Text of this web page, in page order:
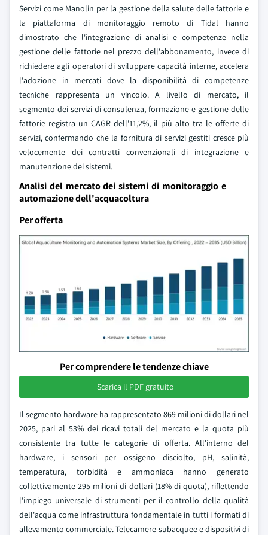
Servizi come Manolin per la gestione della salute delle fattorie e
la piattaforma di monitoraggio remoto di Tidal hanno
dimostrato che l'integrazione di analisi e competenze nella
gestione delle fattorie nel prezzo dell'abbonamento, invece di
richiedere agli operatori di sviluppare capacità interne, accelera
l'adozione in mercati dove la disponibilità di competenze
tecniche rappresenta un vincolo. A livello di mercato, il
segmento dei servizi di consulenza, formazione e gestione delle
fattorie registra un CAGR dell'11,2%, il più alto tra le offerte di
servizi, confermando che la fornitura di servizi gestiti cresce più
velocemente dei contratti convenzionali di integrazione e
manutenzione dei sistemi.
Analisi del mercato dei sistemi di monitoraggio e
automazione dell'acquacoltura
Per offerta
Per comprendere le tendenze chiave
Scarica il PDF gratuito
Il segmento hardware ha rappresentato 869 milioni di dollari nel
2025, pari al 53% dei ricavi totali del mercato e la quota più
consistente tra tutte le categorie di offerta. All'interno del
hardware, i sensori per ossigeno disciolto, pH, salinità,
temperatura, torbidità e ammoniaca hanno generato
collettivamente 295 milioni di dollari (18% di quota), riflettendo
l'impiego universale di strumenti per il controllo della qualità
dell'acqua come infrastruttura fondamentale in tutti i formati di
allevamento commerciale. Telecamere subacquee e dispositivi di